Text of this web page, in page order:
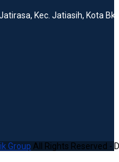
Kec. Jatiasih, Kota
Group All Rights Reserved -